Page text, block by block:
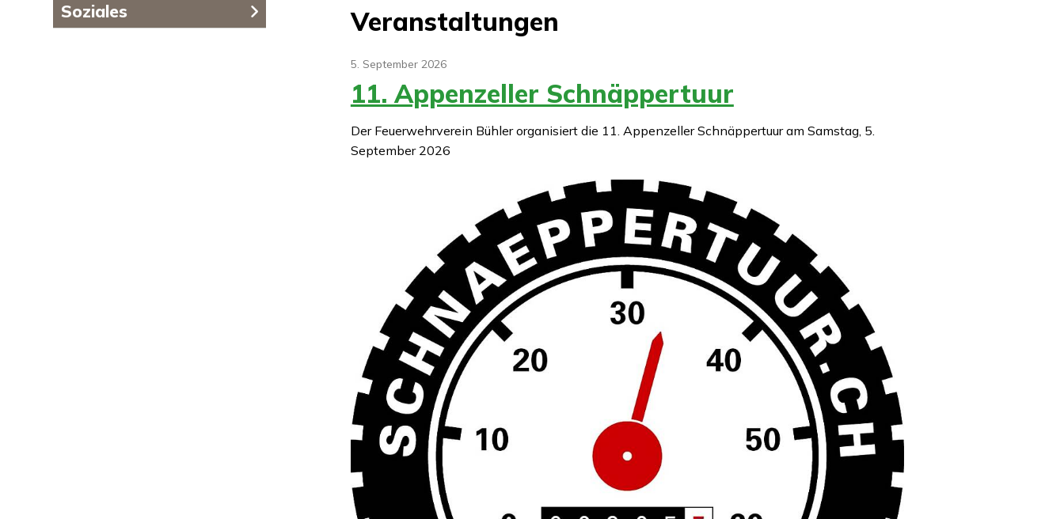
Soziales Veranstaltungen
11. Appenzeller Schnäppertuur
5. September 2026
Der Feuerwehrverein Bühler organisiert die 11. Appenzeller Schnäppertuur am Samstag, 5.
September 2026